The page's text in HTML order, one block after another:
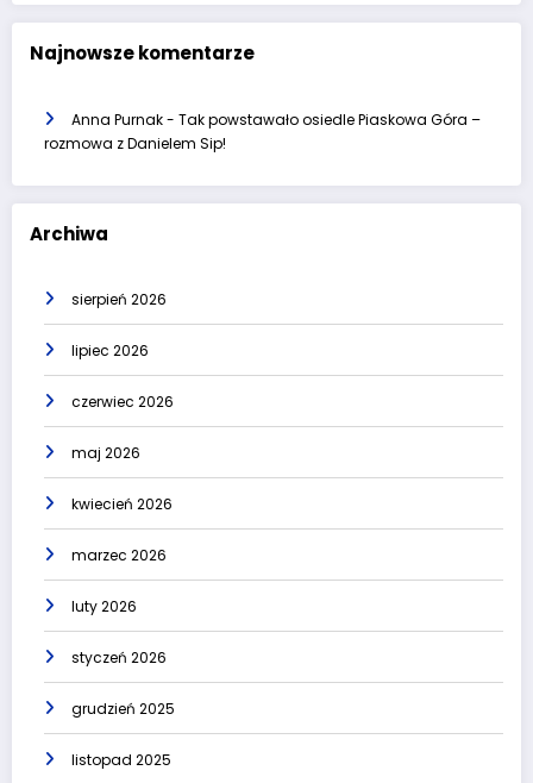
Najnowsze komentarze
Anna Purnak- Tak powstawało osiedle Piaskowa Góra –
rozmowa z Danielem Sip!
Archiwa
sierpień 2026
lipiec 2026
czerwiec 2026
maj 2026
kwiecień 2026
marzec 2026
luty 2026
styczeń 2026
grudzień 2025
listopad 2025